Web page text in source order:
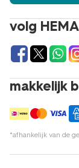
volg HEMA
makkelijk
*afhankelijk van de